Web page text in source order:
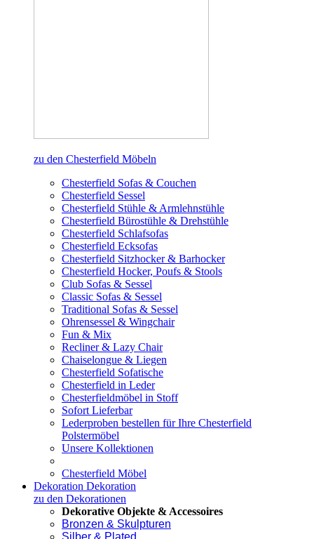
zu den Chesterfield Möbeln
Chesterfield Sofas & Couchen
Chesterfield Sessel
Chesterfield Stühle & Armlehnstühle
Chesterfield Bürostühle & Drehstühle
Chesterfield Schlafsofas
Chesterfield Ecksofas
Chesterfield Sitzhocker & Barhocker
Chesterfield Hocker, Poufs & Stools
Club Sofas & Sessel
Classic Sofas & Sessel
Traditional Sofas & Sessel
Ohrensessel & Wingchair
Fun & Mix
Recliner & Lazy Chair
Chaiselongue & Liegen
Chesterfield Sofatische
Chesterfield in Leder
Chesterfieldmöbel in Stoff
Sofort Lieferbar
Lederproben bestellen für Ihre Chesterfield
Polstermöbel
Unsere Kollektionen
Chesterfield Möbel
Dekoration Dekoration
zu den Dekorationen
Dekorative Objekte & Accessoires
Bronzen & Skulpturen
Silber & Plated